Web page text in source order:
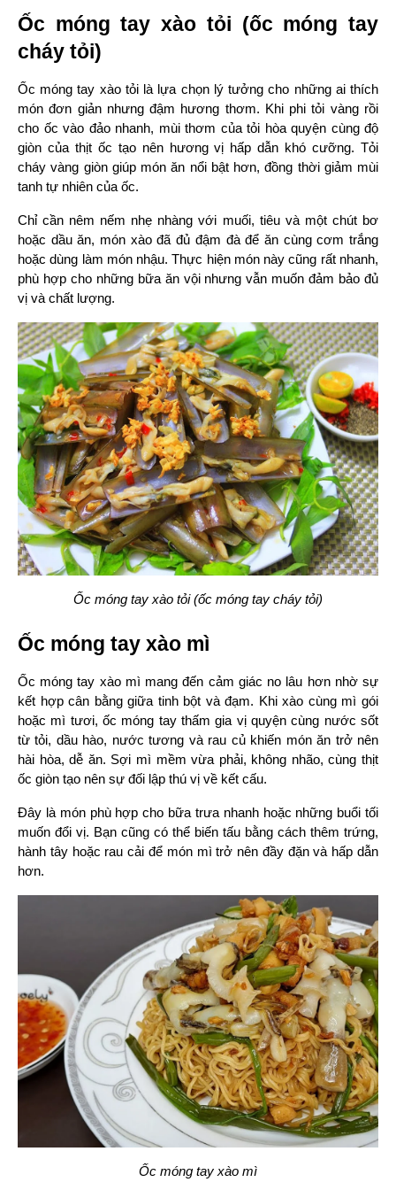
Ốc móng tay xào tỏi (ốc móng tay
cháy tỏi)
Ốc móng tay xào tỏi là lựa chọn lý tưởng cho những ai thích
món đơn giản nhưng đậm hương thơm. Khi phi tỏi vàng rồi
cho ốc vào đảo nhanh, mùi thơm của tỏi hòa quyện cùng độ
giòn của thịt ốc tạo nên hương vị hấp dẫn khó cưỡng. Tỏi
cháy vàng giòn giúp món ăn nổi bật hơn, đồng thời giảm mùi
tanh tự nhiên của ốc.
Chỉ cần nêm nếm nhẹ nhàng với muối, tiêu và một chút bơ
hoặc dầu ăn, món xào đã đủ đậm đà để ăn cùng cơm trắng
hoặc dùng làm món nhậu. Thực hiện món này cũng rất nhanh,
phù hợp cho những bữa ăn vội nhưng vẫn muốn đảm bảo đủ
vị và chất lượng.
Ốc móng tay xào tỏi (ốc móng tay cháy tỏi)
Ốc móng tay xào mì
Ốc móng tay xào mì mang đến cảm giác no lâu hơn nhờ sự
kết hợp cân bằng giữa tinh bột và đạm. Khi xào cùng mì gói
hoặc mì tươi, ốc móng tay thấm gia vị quyện cùng nước sốt
từ tỏi, dầu hào, nước tương và rau củ khiến món ăn trở nên
hài hòa, dễ ăn. Sợi mì mềm vừa phải, không nhão, cùng thịt
ốc giòn tạo nên sự đối lập thú vị về kết cấu.
Đây là món phù hợp cho bữa trưa nhanh hoặc những buổi tối
muốn đổi vị. Bạn cũng có thể biến tấu bằng cách thêm trứng,
hành tây hoặc rau cải để món mì trở nên đầy đặn và hấp dẫn
hơn.
Ốc móng tay xào mì